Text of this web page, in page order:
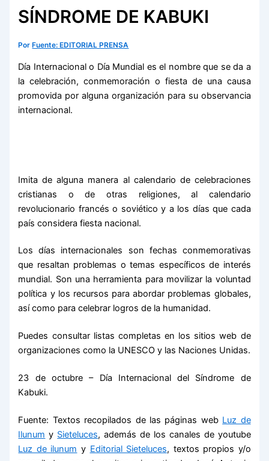
SÍNDROME DE KABUKI
Por Fuente: EDITORIAL PRENSA
Día Internacional o Día Mundial es el nombre que se da a
la celebración, conmemoración o fiesta de una causa
promovida por alguna organización para su observancia
internacional.
Imita de alguna manera al calendario de celebraciones
cristianas o de otras religiones, al calendario
revolucionario francés o soviético y a los días que cada
país considera fiesta nacional.
Los días internacionales son fechas conmemorativas
que resaltan problemas o temas específicos de interés
mundial. Son una herramienta para movilizar la voluntad
política y los recursos para abordar problemas globales,
así como para celebrar logros de la humanidad.
Puedes consultar listas completas en los sitios web de
organizaciones como la UNESCO y las Naciones Unidas.
23 de octubre – Día Internacional del Síndrome de
Kabuki.
Fuente: Textos recopilados de las páginas web Luz de
Ilunum y Sieteluces, además de los canales de youtube
Luz de ilunum y Editorial Sieteluces, textos propios y/o